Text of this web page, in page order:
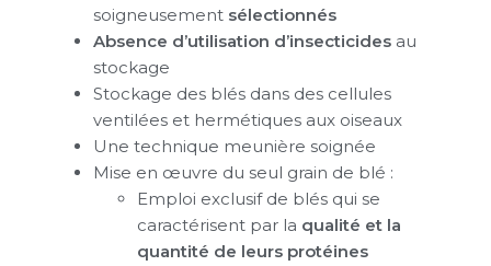
soigneusement sélectionnés
Absence d’utilisation d’insecticides au
stockage
Stockage des blés dans des cellules
ventilées et hermétiques aux oiseaux
Une technique meunière soignée
Mise en œuvre du seul grain de blé :
Emploi exclusif de blés qui se
caractérisent par la qualité et la
quantité de leurs protéines